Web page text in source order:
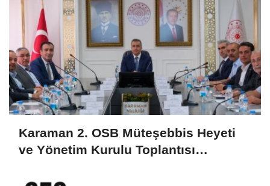
Karaman 2. OSB Müteşebbis Heyeti
ve Yönetim Kurulu Toplantısı